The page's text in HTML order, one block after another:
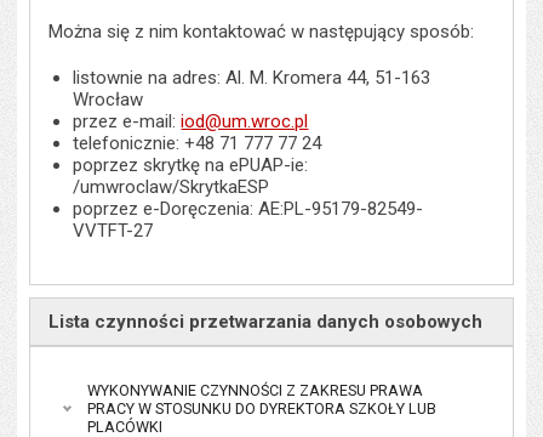
Można się z nim kontaktować w następujący sposób:
listownie na adres: Al. M. Kromera 44, 51-163
Wrocław
przez e-mail:iod@um.wroc.pl
telefonicznie: +48 71 777 77 24
poprzez skrytkę na ePUAP-ie:
/umwroclaw/SkrytkaESP
poprzez e-Doręczenia: AE:PL-95179-82549-
VVTFT-27
Lista czynności przetwarzania danych osobowych
WYKONYWANIE CZYNNOŚCI Z ZAKRESU PRAWA
PRACY W STOSUNKU DO DYREKTORA SZKOŁY LUB
PLACÓWKI